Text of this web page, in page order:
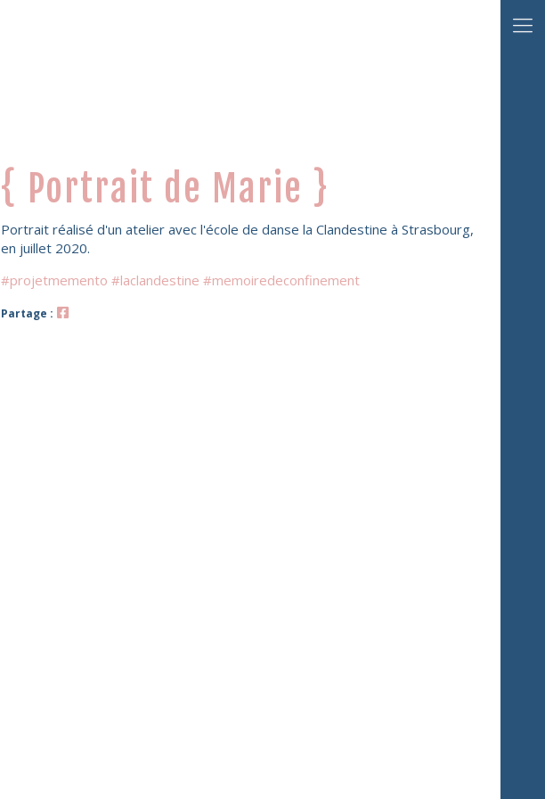
{ Portrait de Marie }
Portrait réalisé d'un atelier avec l'école de danse la Clandestine à Strasbourg,
en juillet 2020.
#projetmemento #laclandestine #memoiredeconfinement
Partage :